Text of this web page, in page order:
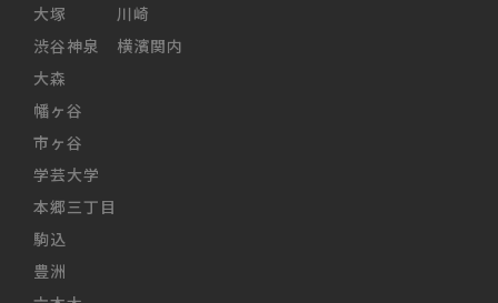
大塚
渋谷神泉
大森
幡ヶ谷
市ヶ谷
学芸大学
本郷三丁目
駒込
豊洲
川崎
横濱関内